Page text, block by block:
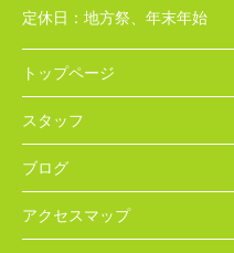
定休日： 地方祭、年末年始
トップページ
スタッフ
ブログ
アクセスマップ